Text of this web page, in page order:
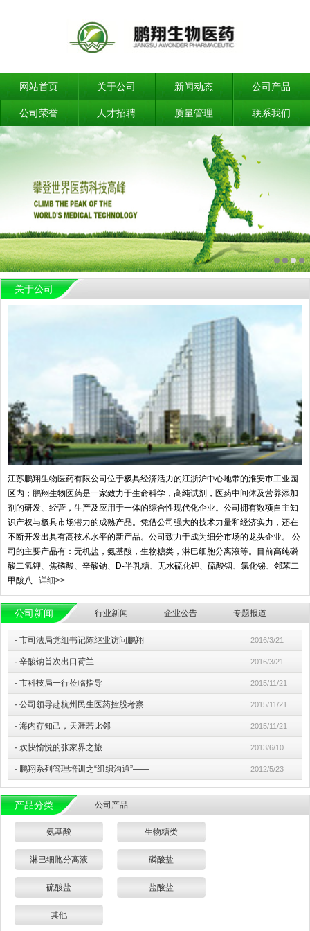
网站首页 关于公司 新闻动态 公司产品
公司荣誉 人才招聘 质量管理 联系我们
关于公司
江苏鹏翔生物医药有限公司位于极具经济活力的江浙沪中心地带的淮安市工业园
区内；鹏翔生物医药是一家致力于生命科学，高纯试剂，医药中间体及营养添加
剂的研发、经营，生产及应用于一体的综合性现代化企业。公司拥有数项自主知
识产权与极具市场潜力的成熟产品。凭借公司强大的技术力量和经济实力，还在
不断开发出具有高技术水平的新产品。公司致力于成为细分市场的龙头企业。 公
司的主要产品有：无机盐，氨基酸，生物糖类，淋巴细胞分离液等。目前高纯磷
酸二氢钾、焦磷酸、辛酸钠、D-半乳糖、无水硫化钾、硫酸铟、氯化铋、邻苯二
甲酸八...详细>>
公司新闻 行业新闻 企业公告 专题报道
· 市司法局党组书记陈继业访问鹏翔 2016/3/21
· 辛酸钠首次出口荷兰 2016/3/21
· 市科技局一行莅临指导 2015/11/21
· 公司领导赴杭州民生医药控股考察 2015/11/21
· 海内存知己，天涯若比邻 2015/11/21
· 欢快愉悦的张家界之旅 2013/6/10
· 鹏翔系列管理培训之“组织沟通”—— 2012/5/23
产品分类 公司产品
氨基酸 生物糖类
淋巴细胞分离液 磷酸盐
硫酸盐 盐酸盐
其他